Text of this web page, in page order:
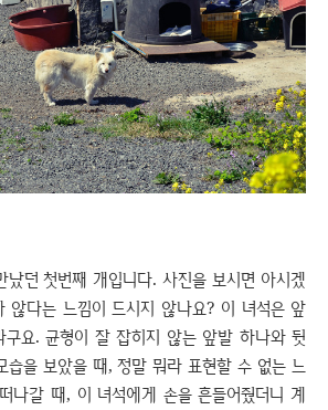
났던 첫번째 개입니다. 사진을 보시면 아시겠
않다는 느낌이 드시지 않나요? 이 녀석은 앞
구요. 균형이 잘 잡히지 않는 앞발 하나와 뒷
습을 보았을 때, 정말 뭐라 표현할 수 없는 느
나갈 때, 이 녀석에게 손을 흔들어줬더니 계